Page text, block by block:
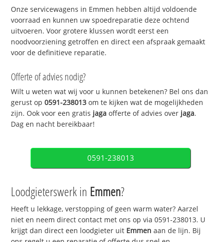
Onze servicewagens in Emmen hebben altijd voldoende
voorraad en kunnen uw spoedreparatie deze ochtend
uitvoeren. Voor grotere klussen wordt eerst een
noodvoorziening getroffen en direct een afspraak gemaakt
voor de definitieve reparatie.
Offerte of advies nodig?
Wilt u weten wat wij voor u kunnen betekenen? Bel ons dan
gerust op0591-238013 om te kijken wat de mogelijkheden
zijn. Ook voor een gratis jaga offerte of advies over jaga.
Dag en nacht bereikbaar!
0591-238013
Loodgieterswerk in Emmen?
Heeft u lekkage, verstopping of geen warm water? Aarzel
niet en neem direct contact met ons op via 0591-238013. U
krijgt dan direct een loodgieter uit Emmen aan de lijn. Bij